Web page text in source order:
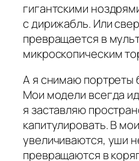
гигантскими
с дирижабль. Или
превращается в
микроскопическим
А я снимаю портреты
Мои модели всегда
я заставляю
капитулировать. В
увеличиваются, уши
превращаются в